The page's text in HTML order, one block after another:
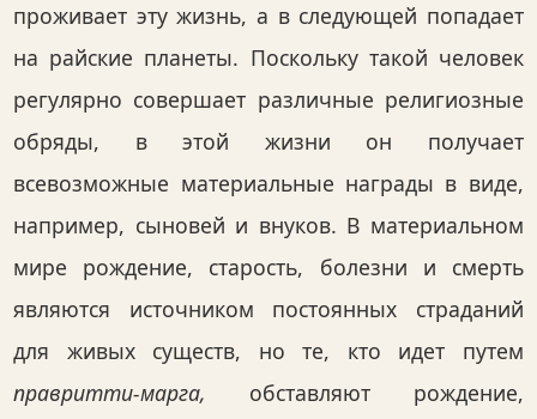
проживает эту жизнь, а в следующей попадает
на райские планеты. Поскольку такой человек
регулярно совершает различные религиозные
обряды, в этой жизни он получает
всевозможные материальные награды в виде,
например, сыновей и внуков. В материальном
мире рождение, старость, болезни и смерть
являются источником постоянных страданий
для живых существ, но те, кто идет путем
правритти-марга, обставляют рождение,